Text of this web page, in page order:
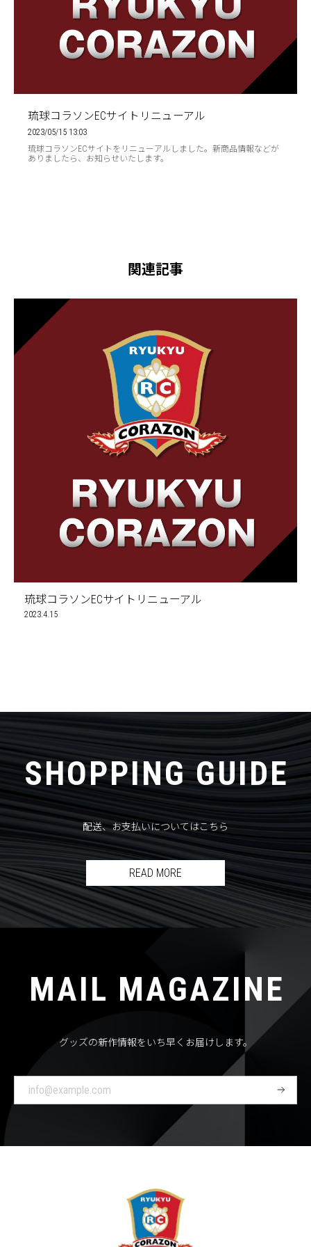
琉球コラソンECサイトリニューアル
2023/05/15 13:03
琉球コラソンECサイトをリニューアルしました。新商品情報などが
ありましたら、お知らせいたします。
関連記事
琉球コラソンECサイトリニューアル
2023.4.15
SHOPPING GUIDE
配送、お支払いについてはこちら
READ MORE
MAIL MAGAZINE
グッズの新作情報をいち早くお届けします。
登
録